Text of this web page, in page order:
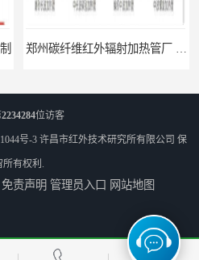
郑州碳纤维红外辐射加热管厂 真材实料
安阳红外辐射烘箱规格 实用性强
2234284位访客
号-3 许昌市红外技术研究所有限公司 保
所有权利.
免责声明 管理员入口 网站地图